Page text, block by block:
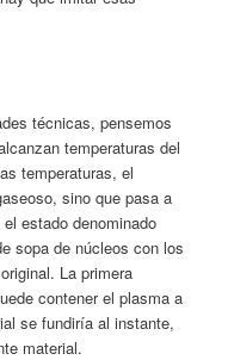
técnicas, pensemos
temperaturas del
temperaturas, el
sino que pasa a
estado denominado
sopa de núcleos con los
La primera
contener el plasma a
se fundiría al instante,
material.